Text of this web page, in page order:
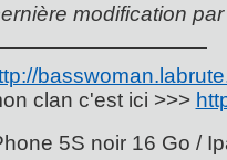
modification
clan c'est ici >>>
5S noir 16 Go /